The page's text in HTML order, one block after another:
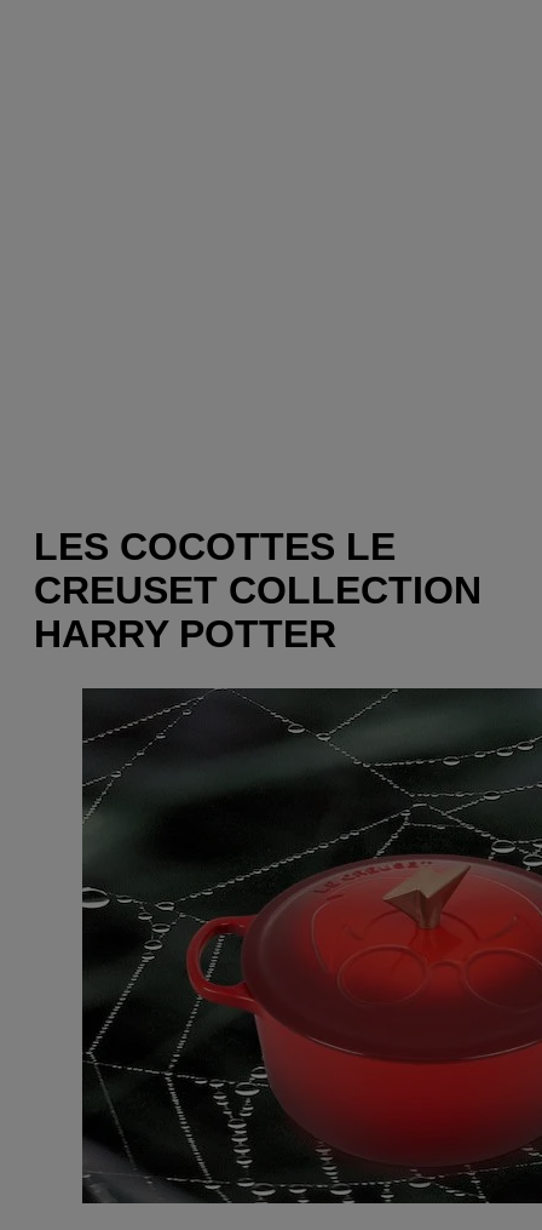
LES COCOTTES LE
CREUSET COLLECTION
HARRY POTTER